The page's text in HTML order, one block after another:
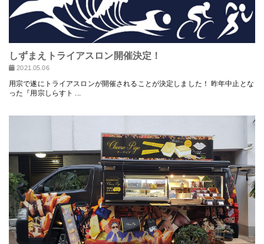
しずまえトライアスロン開催決定！
2021.05.06
用宗で遂にトライアスロンが開催されることが決定しました！ 昨年中止とな
った『用宗しらすト ...